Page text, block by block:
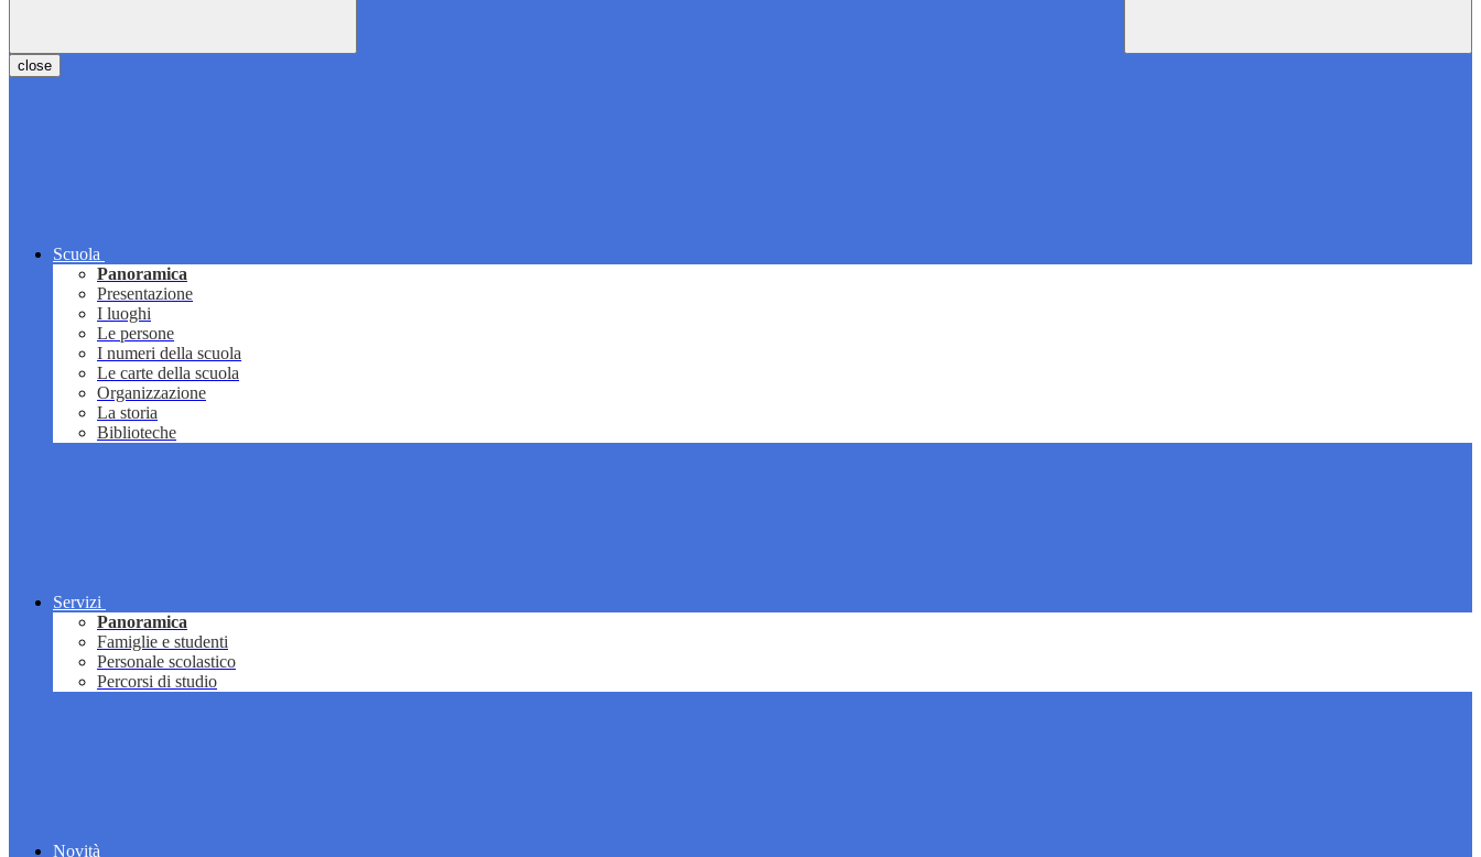
close
Scuola
Panoramica
Presentazione
I luoghi
Le persone
I numeri della scuola
Le carte della scuola
Organizzazione
La storia
Biblioteche
Servizi
Panoramica
Famiglie e studenti
Personale scolastico
Percorsi di studio
Novità